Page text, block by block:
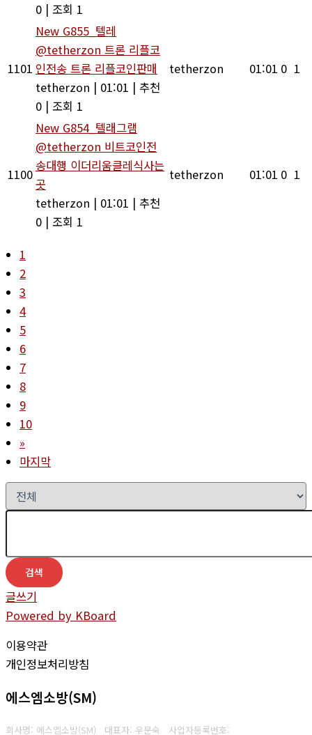
0 | 조회 1
1101
New G855_텔레
@tetherzon 트론 리플코
인전송 트론 리플코인판매
tetherzon | 01:01 | 추천
0 | 조회 1
tetherzon 01:01 0 1
1100
New G854_텔래그램
@tetherzon 비트코인전
송대행 이더리움클레식사는
곳
tetherzon | 01:01 | 추천
0 | 조회 1
tetherzon 01:01 0 1
1
2
3
4
5
6
7
8
9
10
»
마지막
검색
글쓰기
Powered by KBoard
이용약관
개인정보처리방침
에스엠소방(SM)
회사명: 에스엠소방(SM) 대표자: 우문숙 사업자등록번호: